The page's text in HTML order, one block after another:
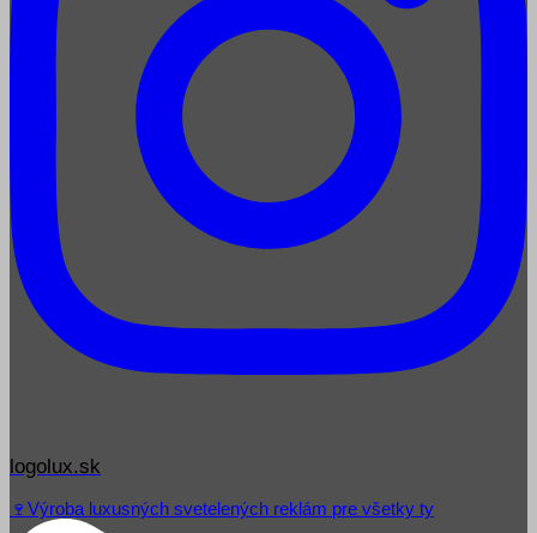
logolux.sk
🍷Výroba luxusných svetelených reklám pre všetky ty